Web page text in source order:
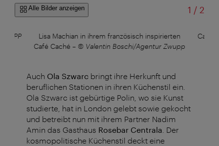
Alle Bilder anzeigen 1 /von
2
Lisa Machian in ihrem französisch inspirierten
Café Caché– © Valentin Boschi/Agentur Zwupp
Café
Auch Ola Szwarc bringt ihre Herkunft und
beruflichen Stationen in ihren Küchenstil ein.
Ola Szwarc ist gebürtige Polin, wo sie Kunst
studierte, hat in London gelebt sowie gekocht
und betreibt nun mit ihrem Partner Nadim
Amin das Gasthaus Rosebar Centrala . Der
kosmopolitische Küchenstil deckt eine